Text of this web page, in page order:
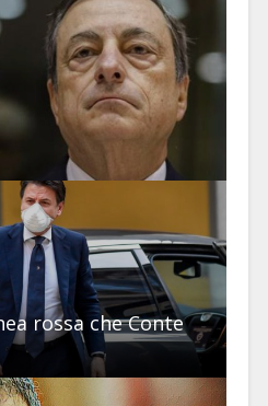
rossa che Conte